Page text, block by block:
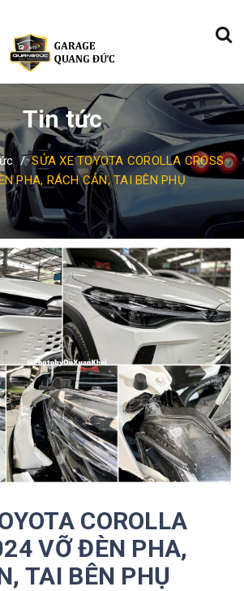
Tin tức
/ SỬA XE TOYOTA COROLLA CROSS
PHA, RÁCH CẢN, TAI BÊN PHỤ
COROLLA
VỠ ĐÈN PHA,
TAI BÊN PHỤ